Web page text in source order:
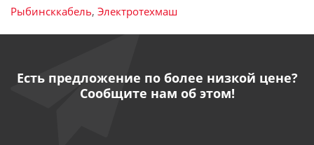
Рыбинсккабель, Электротехмаш
Есть предложение по более низкой цене?
Сообщите нам об этом!